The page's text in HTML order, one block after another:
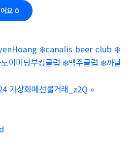
요 0
❄️canalis beer club ❄️
이미딩부킹클럽 ❄️맥주클럽 ❄️까날
가상화폐선물거래_z2Q »